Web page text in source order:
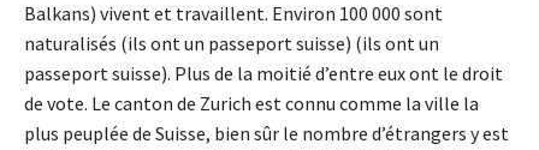
Balkans) vivent et travaillent. Environ 100 000 sont
naturalisés (ils ont un passeport suisse) (ils ont un
passeport suisse). Plus de la moitié d’entre eux ont le droit
de vote. Le canton de Zurich est connu comme la ville la
plus peuplée de Suisse, bien sûr le nombre d’étrangers y est